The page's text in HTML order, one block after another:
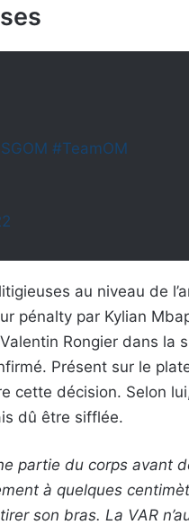
#TeamOM
au niveau de
pénalty par Kylian
Rongier dans la
Présent sur le
cette décision. Selon
dû être sifflée.
partie du corps avant
à quelques
son bras. La VAR